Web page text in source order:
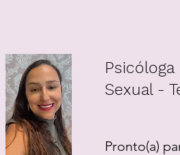
Psicóloga
Sexual -
Pronto(a)